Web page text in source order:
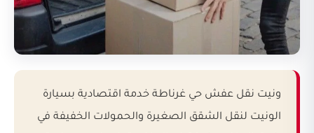
ونيت نقل عفش حي غرناطة خدمة اقتصادية بسيارة
الونيت لنقل الشقق الصغيرة والحمولات الخفيفة في